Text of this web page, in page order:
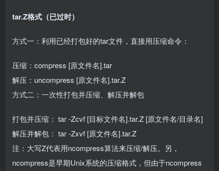
tar.Z格式（已过时）
方式一：利用已经打包好的tar文件，直接用压缩命令：
压缩：compress [原文件名].tar
解压：uncompress [原文件名].tar.Z
方式二：一次性打包并压缩、解压并解包
打包并压缩： tar -Zcvf [目标文件名].tar.Z [原文件名/目录名]
解压并解包： tar -Zxvf [原文件名].tar.Z
注：大写Z代表用ncompress算法来压缩/解压。另，
ncompress是早期Unix系统的压缩格式，但由于ncompress